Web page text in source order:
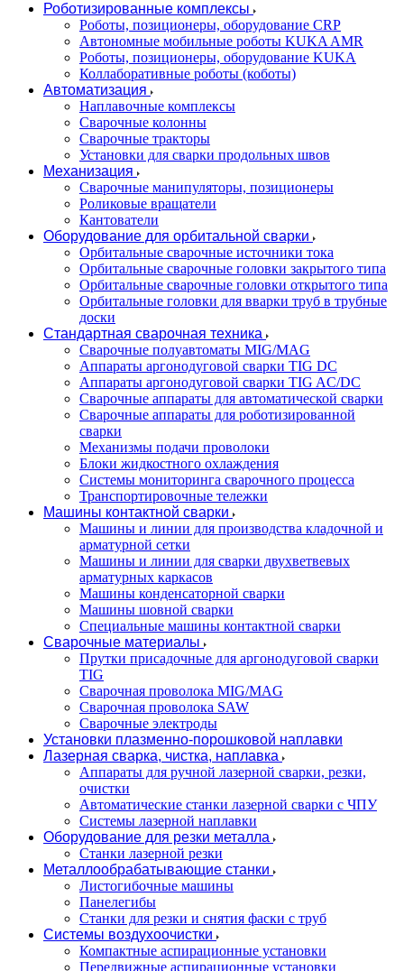
Роботизированные комплексы
Роботы, позиционеры, оборудование CRP
Автономные мобильные роботы KUKA AMR
Роботы, позиционеры, оборудование KUKA
Коллаборативные роботы (коботы)
Автоматизация
Наплавочные комплексы
Сварочные колонны
Сварочные тракторы
Установки для сварки продольных швов
Механизация
Сварочные манипуляторы, позиционеры
Роликовые вращатели
Кантователи
Оборудование для орбитальной сварки
Орбитальные сварочные источники тока
Орбитальные сварочные головки закрытого типа
Орбитальные сварочные головки открытого типа
Орбитальные головки для вварки труб в трубные
доски
Стандартная сварочная техника
Сварочные полуавтоматы MIG/MAG
Аппараты аргонодуговой сварки TIG DC
Аппараты аргонодуговой сварки TIG AC/DC
Сварочные аппараты для автоматической сварки
Сварочные аппараты для роботизированной
сварки
Механизмы подачи проволоки
Блоки жидкостного охлаждения
Системы мониторинга сварочного процесса
Транспортировочные тележки
Машины контактной сварки
Машины и линии для производства кладочной и
арматурной сетки
Машины и линии для сварки двухветвевых
арматурных каркасов
Машины конденсаторной сварки
Машины шовной сварки
Специальные машины контактной сварки
Сварочные материалы
Прутки присадочные для аргонодуговой сварки
TIG
Сварочная проволока MIG/MAG
Сварочная проволока SAW
Сварочные электроды
Установки плазменно-порошковой наплавки
Лазерная сварка, чистка, наплавка
Аппараты для ручной лазерной сварки, резки,
очистки
Автоматические станки лазерной сварки с ЧПУ
Системы лазерной наплавки
Оборудование для резки металла
Станки лазерной резки
Металлообрабатывающие станки
Листогибочные машины
Панелегибы
Станки для резки и снятия фаски с труб
Системы воздухоочистки
Компактные аспирационные установки
Передвижные аспирационные установки